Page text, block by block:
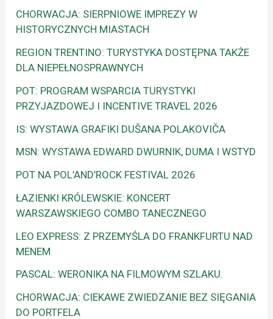
CHORWACJA: SIERPNIOWE IMPREZY W
HISTORYCZNYCH MIASTACH
REGION TRENTINO: TURYSTYKA DOSTĘPNA TAKŻE
DLA NIEPEŁNOSPRAWNYCH
POT: PROGRAM WSPARCIA TURYSTYKI
PRZYJAZDOWEJ I INCENTIVE TRAVEL 2026
IS: WYSTAWA GRAFIKI DUŠANA POLAKOVIČA
MSN: WYSTAWA EDWARD DWURNIK, DUMA I WSTYD
POT NA POL’AND’ROCK FESTIVAL 2026
ŁAZIENKI KRÓLEWSKIE: KONCERT
WARSZAWSKIEGO COMBO TANECZNEGO
LEO EXPRESS: Z PRZEMYŚLA DO FRANKFURTU NAD
MENEM
PASCAL: WERONIKA NA FILMOWYM SZLAKU.
CHORWACJA: CIEKAWE ZWIEDZANIE BEZ SIĘGANIA
DO PORTFELA